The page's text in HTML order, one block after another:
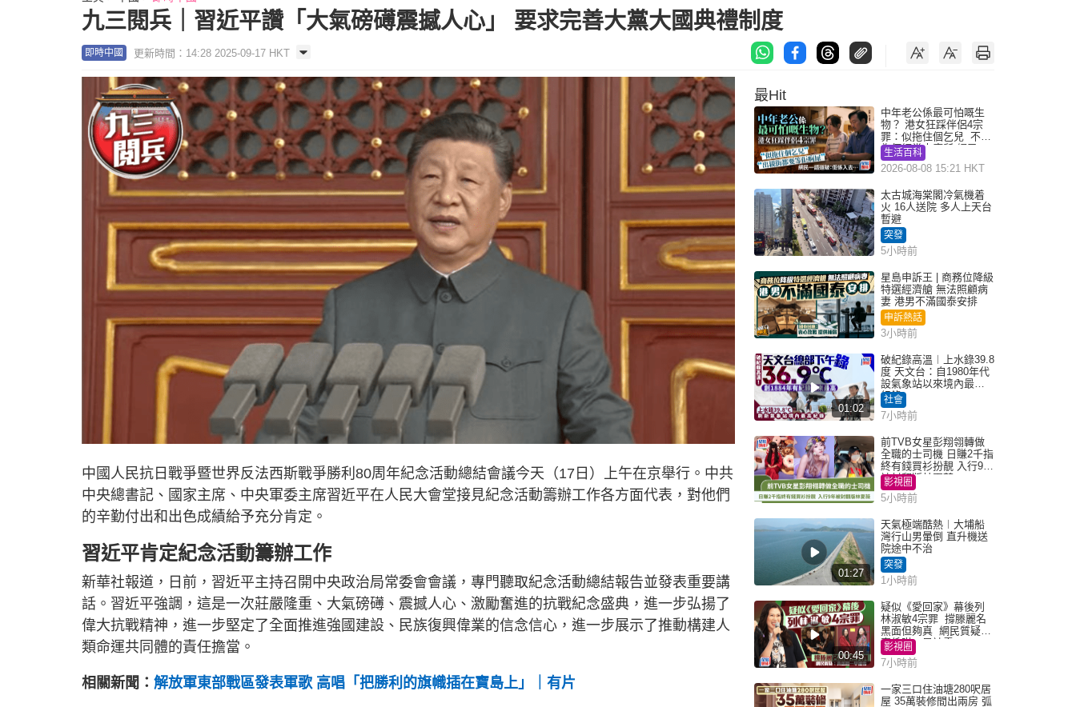
九三閱兵｜習近平讚「大氣磅礡震撼人心」 要求完善大黨大國典禮制度
即時中國 更新時間：14:28 2025-09-17 HKT
中國人民抗日戰爭暨世界反法西斯戰爭勝利80周年紀念活動總結會議今天（17日）上午在京舉行。中共
中央總書記、國家主席、中央軍委主席習近平在人民大會堂接見紀念活動籌辦工作各方面代表，對他們
的辛勤付出和出色成績給予充分肯定。
習近平肯定紀念活動籌辦工作
新華社報道，日前，習近平主持召開中央政治局常委會會議，專門聽取紀念活動總結報告並發表重要講
話。習近平強調，這是一次莊嚴隆重、大氣磅礡、震撼人心、激勵奮進的抗戰紀念盛典，進一步弘揚了
偉大抗戰精神，進一步堅定了全面推進強國建設、民族復興偉業的信念信心，進一步展示了推動構建人
類命運共同體的責任擔當。
相關新聞： 解放軍東部戰區發表軍歌 高唱「把勝利的旗幟插在寶島上」｜有片
最Hit
中年老公係最可怕嘅生
物？ 港女狂踩伴侶4宗
罪：似拖住個乞兒 不解
為何經常去廁所 網民一
語道破
生活百科
2026-08-08 15:21 HKT
太古城海棠閣冷氣機着
火 16人送院 多人上天台
暫避
突發
5小時前
星島申訴王 | 商務位降級
特選經濟艙 無法照顧病
妻 港男不滿國泰安排
申訴熱話
3小時前
01:02
破紀錄高溫︱上水錄39.8
度 天文台：自1980年代
設氣象站以來境內最高
紀錄
社會
7小時前
前TVB女星彭翔翎轉做
全職的士司機 日賺2千指
終有錢買衫扮靚 入行9年
被封翻版林夏薇
影視圈
5小時前
01:27
天氣極端酷熱︱大埔船
灣行山男暈倒 直升機送
院途中不治
突發
1小時前
00:45
疑似《愛回家》幕後列
林淑敏4宗罪 撐滕麗名
黑面但夠真 網民質疑：
真係咁一早被雪
影視圈
7小時前
一家三口住油塘280呎居
屋 35萬裝修間出兩房 弧